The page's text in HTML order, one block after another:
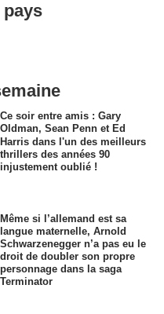
Ce soir entre amis : Gary
Oldman, Sean Penn et Ed
Harris dans l'un des meilleurs
thrillers des années 90
injustement oublié !
Même si l’allemand est sa
langue maternelle, Arnold
Schwarzenegger n’a pas eu le
droit de doubler son propre
personnage dans la saga
Terminator